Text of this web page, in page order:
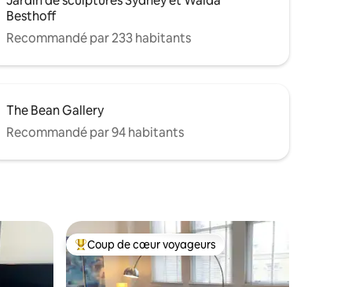
Besthoff
Recommandé par 233 habitants
The Bean Gallery
Recommandé par 94 habitants
Coups de cœur voyageurs les plus appréciés
Coup de cœur voyageurs